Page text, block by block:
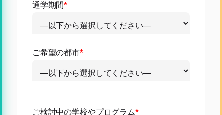
通学期間*
ご希望の都市*
ご検討中の学校やプログラム*